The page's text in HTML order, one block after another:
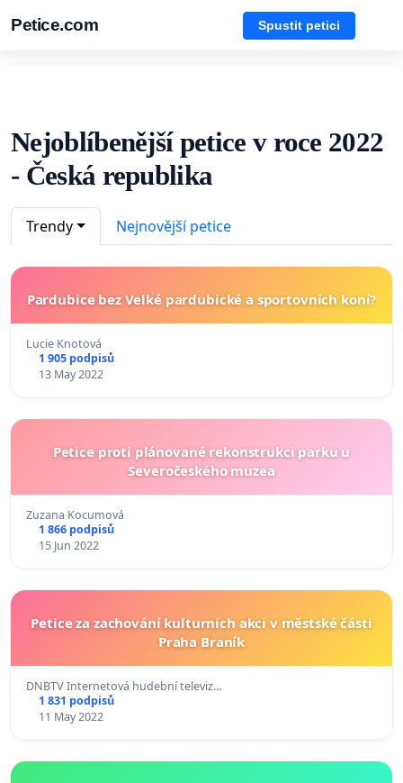
Petice.com Spustit petici
Nejoblíbenější petice v roce 2022
- Česká republika
Trendy Nejnovější petice
Pardubice bez Velké pardubické a sportovních koní?
Lucie Knotová
1 905 podpisů
13 May 2022
Petice proti plánované rekonstrukci parku u
Severočeského muzea
Zuzana Kocumová
1 866 podpisů
15 Jun 2022
Petice za zachování kulturních akci v městské části
Praha Braník
DNBTV Internetová hudební televiz…
1 831 podpisů
11 May 2022